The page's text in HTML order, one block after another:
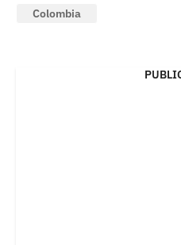
Colombia